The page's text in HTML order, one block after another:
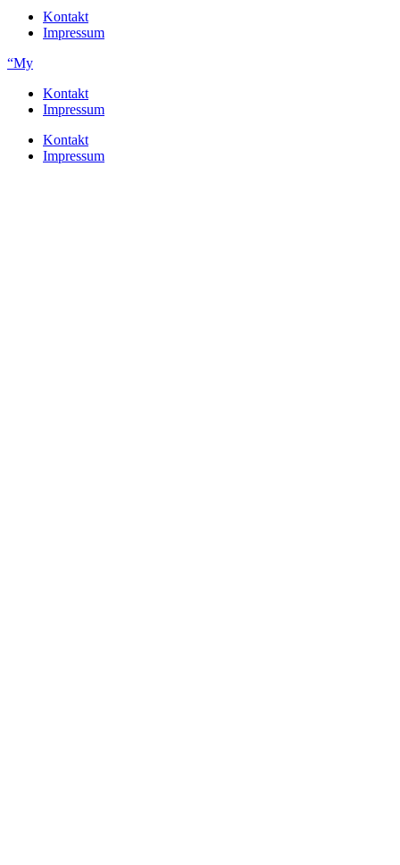
Kontakt
Impressum
“My
Kontakt
Impressum
Kontakt
Impressum